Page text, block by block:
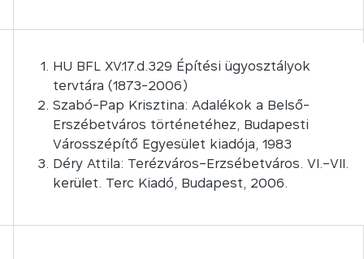
HU BFL XV.17.d.329 Építési ügyosztályok
tervtára (1873-2006)
Szabó-Pap Krisztina: Adalékok a Belső-
Erszébetváros történetéhez, Budapesti
Városszépítő Egyesület kiadója, 1983
Déry Attila: Terézváros–Erzsébetváros. VI.–VII.
kerület. Terc Kiadó, Budapest, 2006.